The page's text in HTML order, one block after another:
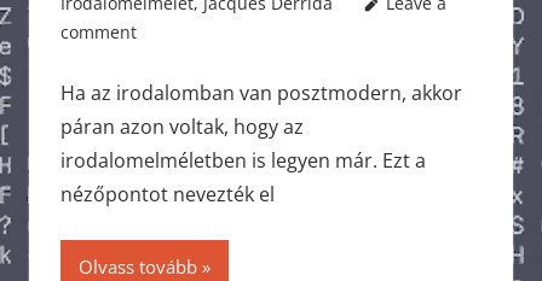
comment
Ha az irodalomban van posztmodern, akkor
páran azon voltak, hogy az
irodalomelméletben is legyen már. Ezt a
nézőpontot nevezték el
Olvass tovább